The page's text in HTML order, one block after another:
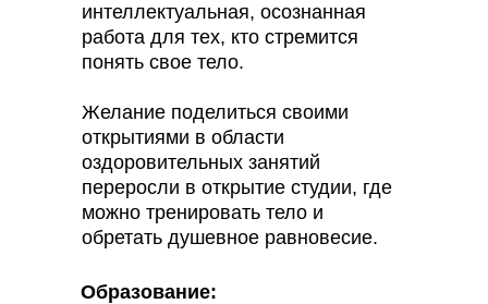
интеллектуальная, осознанная
работа для тех, кто стремится
понять свое тело.
Желание поделиться своими
открытиями в области
оздоровительных занятий
переросли в открытие студии, где
можно тренировать тело и
обретать душевное равновесие.
Образование: